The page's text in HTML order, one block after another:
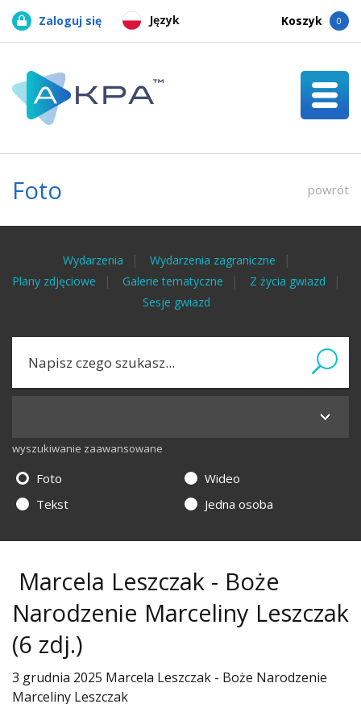
Język
Zaloguj się Koszyk 0
Foto powrót
Wydarzenia
Wydarzenia zagraniczne
Plany zdjęciowe
Galerie tematyczne
Z życia gwiazd
Sesje gwiazd
wyszukiwanie zaawansowane
Foto
Wideo
Tekst
Jedna osoba
Marcela Leszczak - Boże
Narodzenie Marceliny Leszczak
(6 zdj.)
3 grudnia 2025 Marcela Leszczak - Boże Narodzenie
Marceliny Leszczak